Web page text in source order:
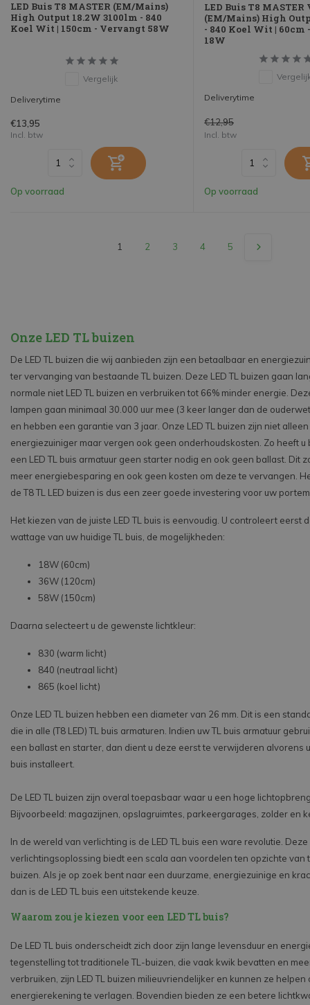
LED Buis T8 MASTER (EM/Mains)
High Output 18.2W 3100lm - 840
Koel Wit | 150cm - Vervangt 58W
Vergelijk
Deliverytime
€13,95
Incl. btw
Op voorraad
LED Buis T8 MASTER
(EM/Mains) High
- 840 Koel Wit | 60cm
18W
Deliverytime
€12,95
Incl. btw
Op voorraad
1 2 3 4 5
Onze LED TL buizen
De LED TL buizen die wij aanbieden zijn een betaalbaar en
ter vervanging van bestaande TL buizen. Deze LED TL buizen gaan
normale niet LED TL buizen en verbruiken tot 66% minder energie.
lampen gaan minimaal 30.000 uur mee (3 keer langer dan de
en hebben een garantie van 3 jaar. Onze LED TL buizen zijn niet alleen
energiezuiniger maar vergen ook geen onderhoudskosten. Zo heeft u
een LED TL buis armatuur geen starter nodig en ook geen ballast. Dit
meer energiebesparing en ook geen kosten om deze te vervangen.
de T8 TL LED buizen is dus een zeer goede investering voor uw
Het kiezen van de juiste LED TL buis is eenvoudig. U controleert eerst
wattage van uw huidige TL buis, de mogelijkheden:
18W (60cm)
36W (120cm)
58W (150cm)
Daarna selecteert u de gewenste lichtkleur:
830 (warm licht)
840 (neutraal licht)
865 (koel licht)
Onze LED TL buizen hebben een diameter van 26 mm. Dit is een
die in alle (T8 LED) TL buis armaturen. Indien uw TL buis armatuur
een ballast en starter, dan dient u deze eerst te verwijderen alvorens u
buis installeert.
De LED TL buizen zijn overal toepasbaar waar u een hoge
Bijvoorbeeld: magazijnen, opslagruimtes, parkeergarages, zolder en
In de wereld van verlichting is de LED TL buis een ware revolutie.
verlichtingsoplossing biedt een scala aan voordelen ten opzichte van
buizen. Als je op zoek bent naar een duurzame, energiezuinige en
dan is de LED TL buis een uitstekende keuze.
Waarom zou je kiezen voor een LED TL buis?
De LED TL buis onderscheidt zich door zijn lange levensduur en
tegenstelling tot traditionele TL-buizen, die vaak kwik bevatten en
verbruiken, zijn LED TL buizen milieuvriendelijker en kunnen ze helpen
energierekening te verlagen. Bovendien bieden ze een betere